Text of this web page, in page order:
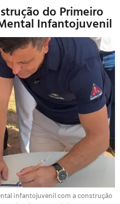
do Primeiro
Infantojuvenil
infantojuvenil com a construção